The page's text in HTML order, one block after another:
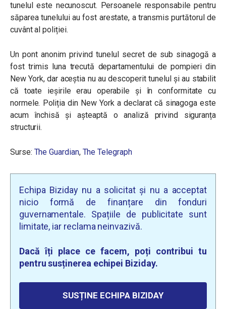
tunelul este necunoscut. Persoanele responsabile pentru
săparea tunelului au fost arestate, a transmis purtătorul de
cuvânt al poliției.
Un pont anonim privind tunelul secret de sub sinagogă a
fost trimis luna trecută departamentului de pompieri din
New York, dar aceștia nu au descoperit tunelul și au stabilit
că toate ieșirile erau operabile și în conformitate cu
normele. Poliția din New York a declarat că sinagoga este
acum închisă și așteaptă o analiză privind siguranța
structurii.
Surse: The Guardian, The Telegraph
Echipa Biziday nu a solicitat și nu a acceptat
nicio formă de finanțare din fonduri
guvernamentale. Spațiile de publicitate sunt
limitate, iar reclama neinvazivă.
Dacă îți place ce facem, poți contribui tu
pentru susținerea echipei Biziday.
SUSȚINE ECHIPA BIZIDAY